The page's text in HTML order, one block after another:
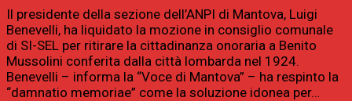
Il presidente della sezione dell’ANPI di Mantova, Luigi
Benevelli, ha liquidato la mozione in consiglio comunale
di SI-SEL per ritirare la cittadinanza onoraria a Benito
Mussolini conferita dalla città lombarda nel 1924.
Benevelli – informa la “Voce di Mantova” – ha respinto la
“damnatio memoriae” come la soluzione idonea per…